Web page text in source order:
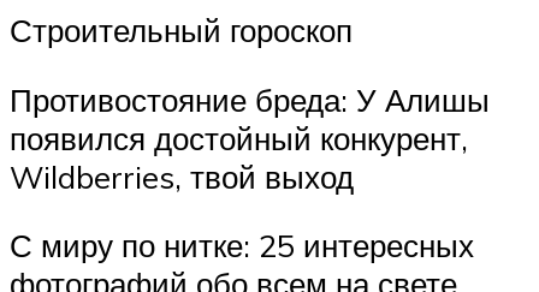
Строительный гороскоп
Противостояние бреда: У Алишы
появился достойный конкурент,
Wildberries, твой выход
С миру по нитке: 25 интересных
фотографий обо всем на свете